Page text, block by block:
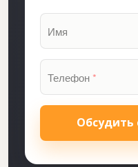
Имя
Телефон*
Обсудить